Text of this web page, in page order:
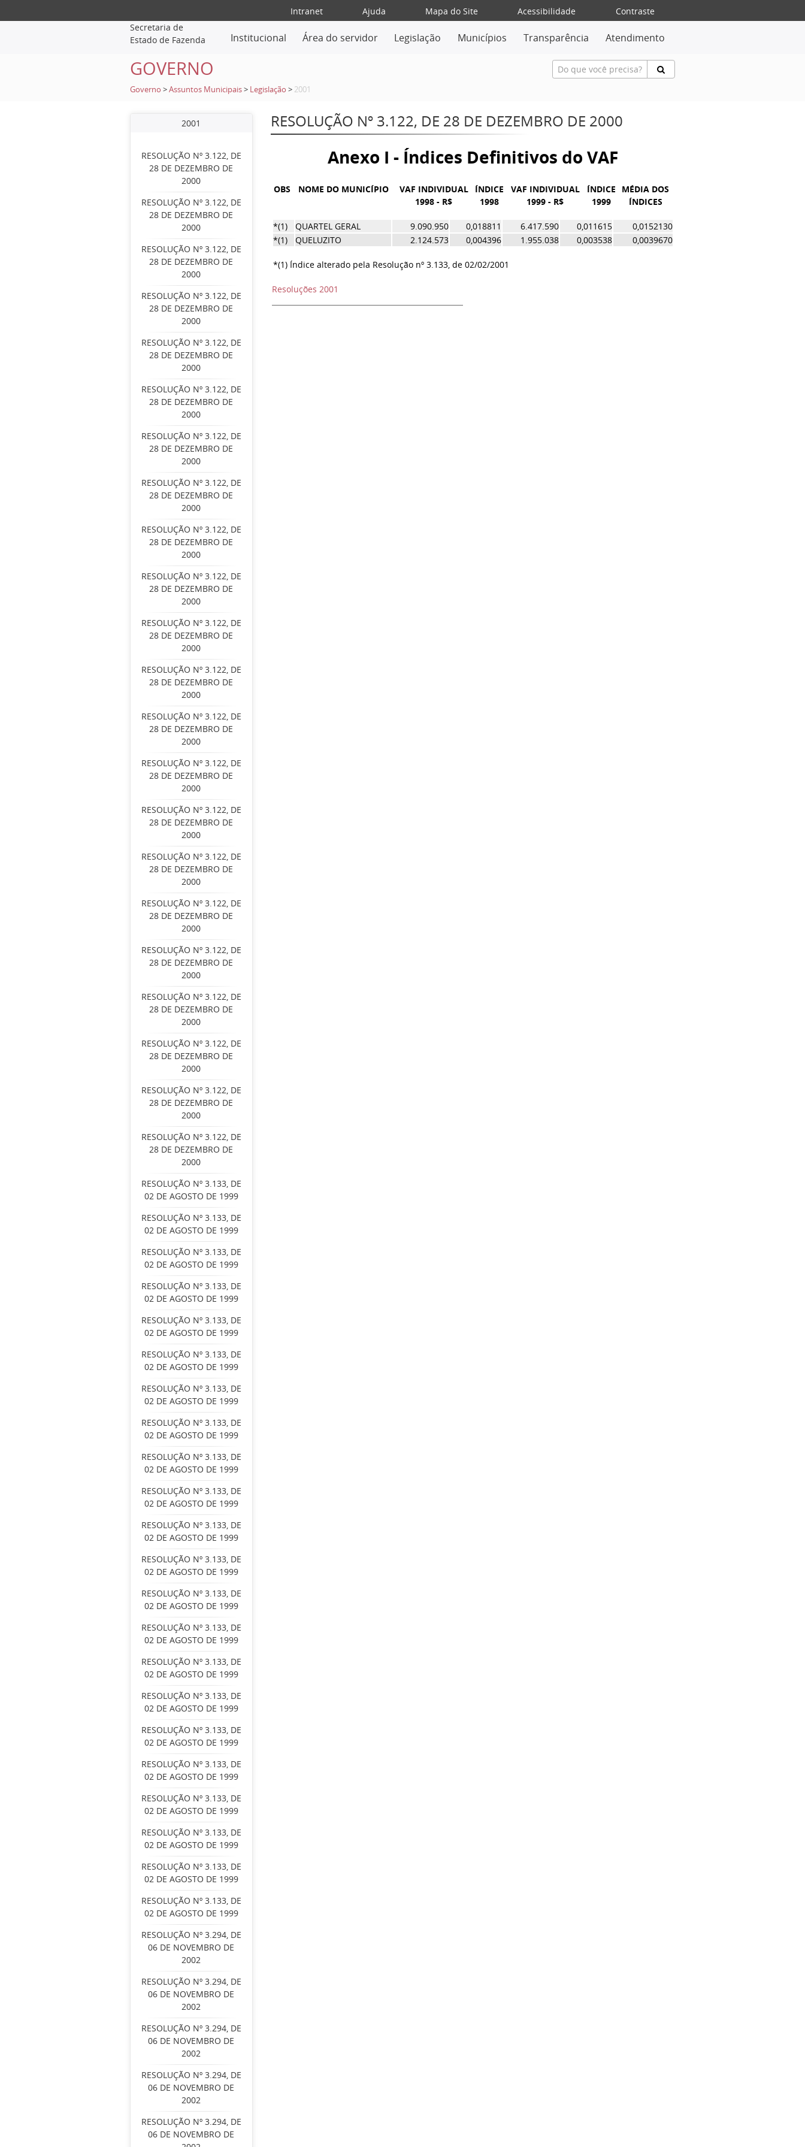
Intranet Ajuda Mapa do Site Acessibilidade
Contraste
Secretaria de
Estado de Fazenda
Institucional Área do servidor Legislação Municípios Transparência Atendimento
GOVERNO
Governo >Assuntos Municipais > Legislação > 2001
2001
RESOLUÇÃO Nº 3.122, DE
28 DE DEZEMBRO DE
2000
RESOLUÇÃO Nº 3.122, DE
28 DE DEZEMBRO DE
2000
RESOLUÇÃO Nº 3.122, DE
28 DE DEZEMBRO DE
2000
RESOLUÇÃO Nº 3.122, DE
28 DE DEZEMBRO DE
2000
RESOLUÇÃO Nº 3.122, DE
28 DE DEZEMBRO DE
2000
RESOLUÇÃO Nº 3.122, DE
28 DE DEZEMBRO DE
2000
RESOLUÇÃO Nº 3.122, DE
28 DE DEZEMBRO DE
2000
RESOLUÇÃO Nº 3.122, DE
28 DE DEZEMBRO DE
2000
RESOLUÇÃO Nº 3.122, DE
28 DE DEZEMBRO DE
2000
RESOLUÇÃO Nº 3.122, DE
28 DE DEZEMBRO DE
2000
RESOLUÇÃO Nº 3.122, DE
28 DE DEZEMBRO DE
2000
RESOLUÇÃO Nº 3.122, DE
28 DE DEZEMBRO DE
2000
RESOLUÇÃO Nº 3.122, DE
28 DE DEZEMBRO DE
2000
RESOLUÇÃO Nº 3.122, DE
28 DE DEZEMBRO DE
2000
RESOLUÇÃO Nº 3.122, DE
28 DE DEZEMBRO DE
2000
RESOLUÇÃO Nº 3.122, DE
28 DE DEZEMBRO DE
2000
RESOLUÇÃO Nº 3.122, DE
28 DE DEZEMBRO DE
2000
RESOLUÇÃO Nº 3.122, DE
28 DE DEZEMBRO DE
2000
RESOLUÇÃO Nº 3.122, DE
28 DE DEZEMBRO DE
2000
RESOLUÇÃO Nº 3.122, DE
28 DE DEZEMBRO DE
2000
RESOLUÇÃO Nº 3.122, DE
28 DE DEZEMBRO DE
2000
RESOLUÇÃO Nº 3.122, DE
28 DE DEZEMBRO DE
2000
RESOLUÇÃO Nº 3.133, DE
02 DE AGOSTO DE 1999
RESOLUÇÃO Nº 3.133, DE
02 DE AGOSTO DE 1999
RESOLUÇÃO Nº 3.133, DE
02 DE AGOSTO DE 1999
RESOLUÇÃO Nº 3.133, DE
02 DE AGOSTO DE 1999
RESOLUÇÃO Nº 3.133, DE
02 DE AGOSTO DE 1999
RESOLUÇÃO Nº 3.133, DE
02 DE AGOSTO DE 1999
RESOLUÇÃO Nº 3.133, DE
02 DE AGOSTO DE 1999
RESOLUÇÃO Nº 3.133, DE
02 DE AGOSTO DE 1999
RESOLUÇÃO Nº 3.133, DE
02 DE AGOSTO DE 1999
RESOLUÇÃO Nº 3.133, DE
02 DE AGOSTO DE 1999
RESOLUÇÃO Nº 3.133, DE
02 DE AGOSTO DE 1999
RESOLUÇÃO Nº 3.133, DE
02 DE AGOSTO DE 1999
RESOLUÇÃO Nº 3.133, DE
02 DE AGOSTO DE 1999
RESOLUÇÃO Nº 3.133, DE
02 DE AGOSTO DE 1999
RESOLUÇÃO Nº 3.133, DE
02 DE AGOSTO DE 1999
RESOLUÇÃO Nº 3.133, DE
02 DE AGOSTO DE 1999
RESOLUÇÃO Nº 3.133, DE
02 DE AGOSTO DE 1999
RESOLUÇÃO Nº 3.133, DE
02 DE AGOSTO DE 1999
RESOLUÇÃO Nº 3.133, DE
02 DE AGOSTO DE 1999
RESOLUÇÃO Nº 3.133, DE
02 DE AGOSTO DE 1999
RESOLUÇÃO Nº 3.133, DE
02 DE AGOSTO DE 1999
RESOLUÇÃO Nº 3.133, DE
02 DE AGOSTO DE 1999
RESOLUÇÃO Nº 3.294, DE
06 DE NOVEMBRO DE
2002
RESOLUÇÃO Nº 3.294, DE
06 DE NOVEMBRO DE
2002
RESOLUÇÃO Nº 3.294, DE
06 DE NOVEMBRO DE
2002
RESOLUÇÃO Nº 3.294, DE
06 DE NOVEMBRO DE
2002
RESOLUÇÃO Nº 3.294, DE
06 DE NOVEMBRO DE
RESOLUÇÃO Nº 3.122, DE 28 DE DEZEMBRO DE 2000
Anexo I - Índices Definitivos do VAF
OBS NOME DO MUNICÍPIO
VAF INDIVIDUAL
1998 - R$
ÍNDICE
1998
VAF INDIVIDUAL
1999 - R$
ÍNDICE
1999
MÉDIA DOS
ÍNDICES
*(1) QUARTEL GERAL 9.090.950 0,018811 6.417.590 0,011615
0,0152130
*(1)
QUELUZITO 2.124.573 0,004396 1.955.038 0,003538 0,0039670
*(1) Índice alterado pela Resolução nº 3.133, de 02/02/2001
Resoluções 2001